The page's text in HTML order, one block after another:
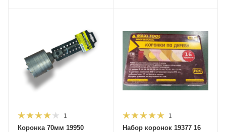
1
Коронка 70мм 19950
1
Набор коронок 19377 16